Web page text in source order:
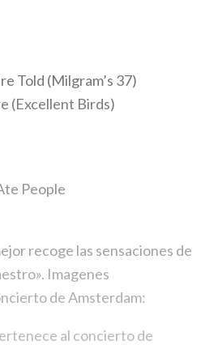
Told (Milgram’s 37)
(Excellent Birds)
People
recoge las sensaciones de
Imagenes
de Amsterdam:
al concierto de